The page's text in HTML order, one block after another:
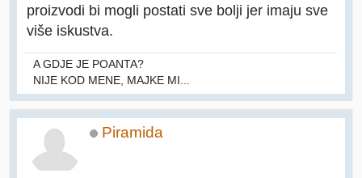
proizvodi bi mogli postati sve bolji jer imaju sve
više iskustva.
A GDJE JE POANTA?
NIJE KOD MENE, MAJKE MI...
Piramida